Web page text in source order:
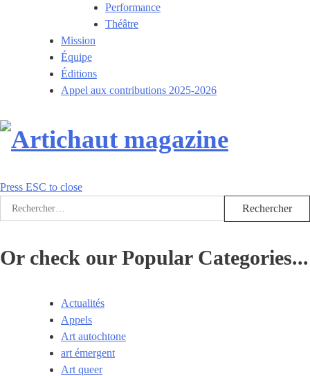
Performance
Théâtre
Mission
Équipe
Éditions
Appel aux contributions 2025-2026
Press ESC to close
Rechercher :
Or check our Popular Categories...
Actualités
Appels
Art autochtone
art émergent
Art queer